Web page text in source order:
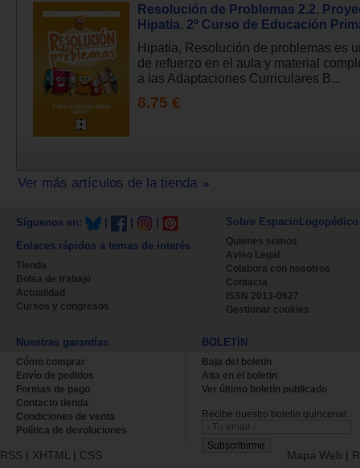
Resolución de Problemas 2.2.
Hipatia. 2º Curso de Educación
Hipatia, Resolución de problemas es
de refuerzo en el aula y material
a las Adaptaciones Curriculares B...
8.75 €
Ver más artículos de la tienda
Síguenos en:
Enlaces rápidos a temas de interés
Tienda
Bolsa de trabajo
Actualidad
Cursos y congresos
Sobre EspacioLogopédico
Quienes somos
Aviso Legal
Colabora con nosotros
Contacta
ISSN 2013-0627
Gestionar cookies
Nuestras garantías
Cómo comprar
Envío de pedidos
Formas de pago
Contacto tienda
Condiciones de venta
Política de devoluciones
BOLETÍN
Baja del boletin
Alta en el boletin
Ver último boletin publicado
Recibe nuestro boletín quincenal.
RSS | XHTML | CSS Mapa Web |